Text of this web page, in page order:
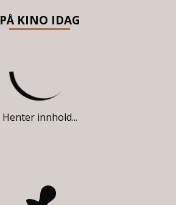
PÅ KINO IDAG
Henter innhold...